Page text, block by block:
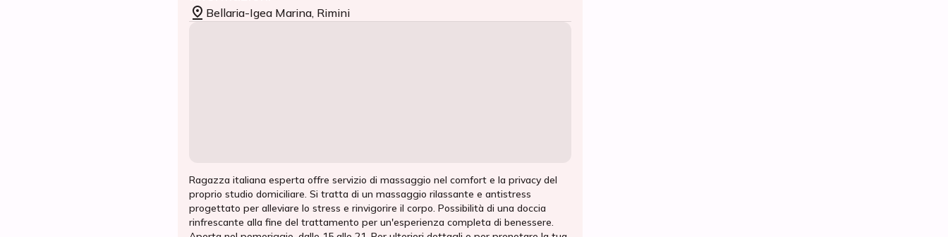
Bellaria-Igea Marina, Rimini
Ragazza italiana esperta offre servizio di massaggio nel comfort e la privacy del
proprio studio domiciliare. Si tratta di un massaggio rilassante e antistress
progettato per alleviare lo stress e rinvigorire il corpo. Possibilità di una doccia
rinfrescante alla fine del trattamento per un'esperienza completa di benessere.